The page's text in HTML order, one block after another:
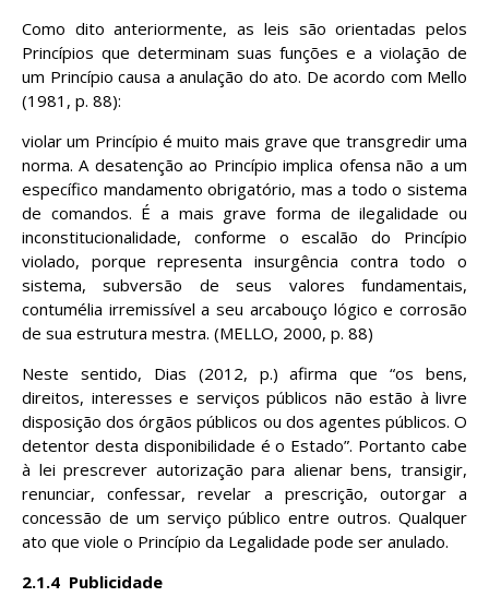
Como dito anteriormente, as leis são orientadas pelos
Princípios que determinam suas funções e a violação de
um Princípio causa a anulação do ato. De acordo com Mello
(1981, p. 88):
violar um Princípio é muito mais grave que transgredir uma
norma. A desatenção ao Princípio implica ofensa não a um
específico mandamento obrigatório, mas a todo o sistema
de comandos. É a mais grave forma de ilegalidade ou
inconstitucionalidade, conforme o escalão do Princípio
violado, porque representa insurgência contra todo o
sistema, subversão de seus valores fundamentais,
contumélia irremissível a seu arcabouço lógico e corrosão
de sua estrutura mestra. (MELLO, 2000, p. 88)
Neste sentido, Dias (2012, p.) afirma que “os bens,
direitos, interesses e serviços públicos não estão à livre
disposição dos órgãos públicos ou dos agentes públicos. O
detentor desta disponibilidade é o Estado”. Portanto cabe
à lei prescrever autorização para alienar bens, transigir,
renunciar, confessar, revelar a prescrição, outorgar a
concessão de um serviço público entre outros. Qualquer
ato que viole o Princípio da Legalidade pode ser anulado.
2.1.4 Publicidade